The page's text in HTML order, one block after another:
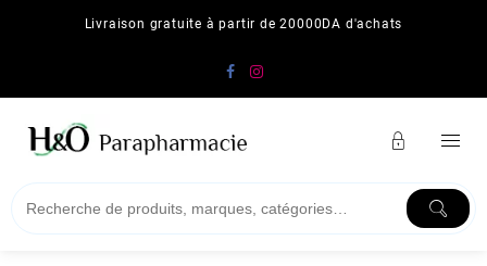
Livraison gratuite à partir de 20000DA d'achats